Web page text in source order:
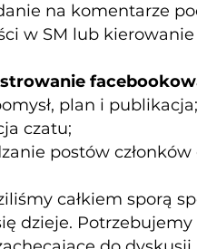
na komentarze
w SM lub
plan i publikacja;
czatu;
postów członków
całkiem sporą
dzieje.